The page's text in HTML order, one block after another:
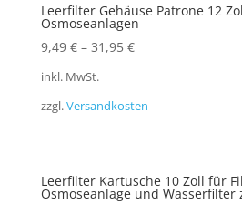
Leerfilter Gehäuse Patrone 12
Osmoseanlagen
9,49 €– 31,95 €
inkl. MwSt.
zzgl.Versandkosten
Leerfilter Kartusche 10 Zoll für
Osmoseanlage und